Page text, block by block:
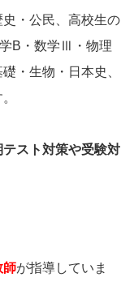
・公民、高校生の
B・数学Ⅲ・物理
・生物・日本史、
テスト対策や受験対
師が指導していま